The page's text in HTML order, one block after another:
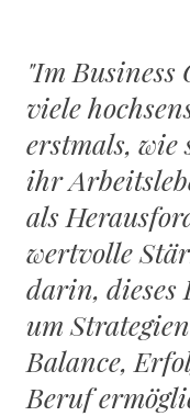
"Im Business
viele
erstmals,
ihr
als
wertvolle
darin, dieses
um
Balance,
Beruf